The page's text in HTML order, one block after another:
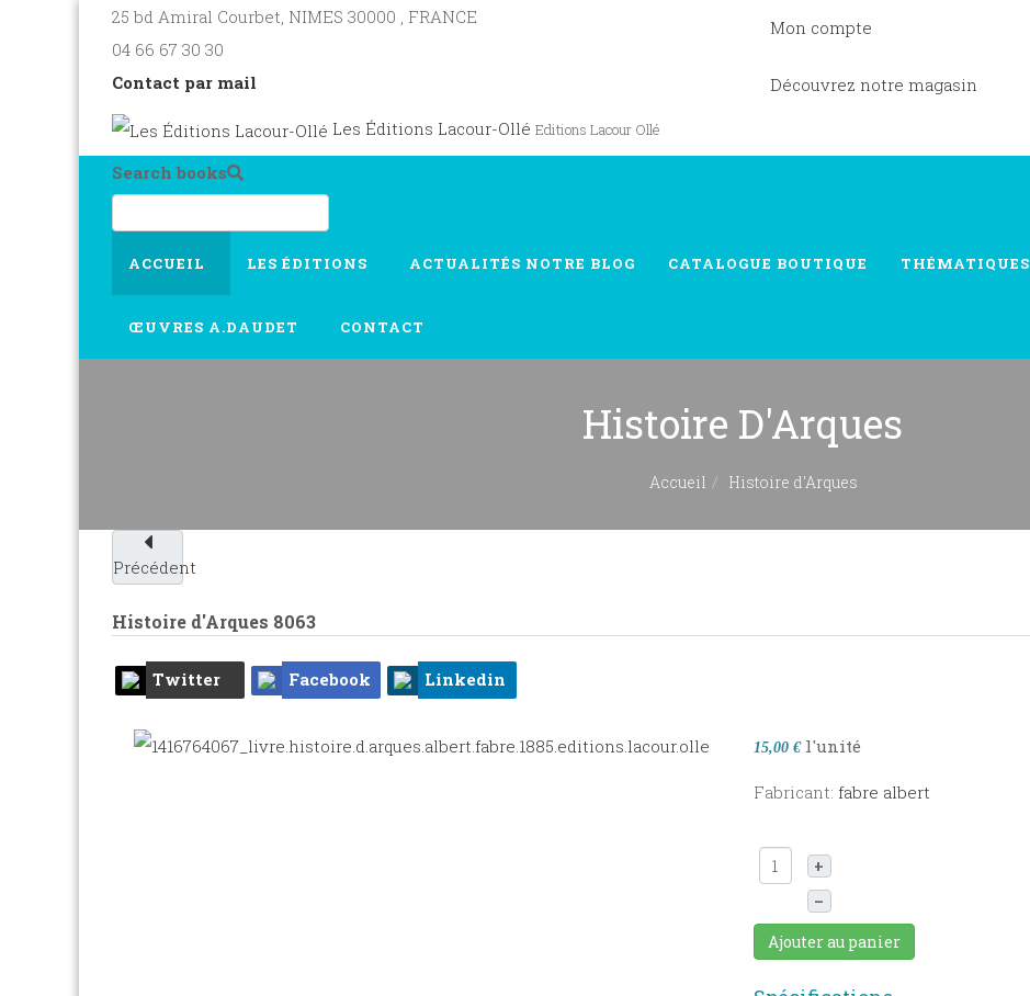
25 bd Amiral Courbet, NIMES 30000 , FRANCE
04 66 67 30 30
Contact par mail
Mon compte
Découvrez notre magasin
Les Éditions Lacour-Ollé Editions Lacour Ollé
Search books
ACCUEIL LES ÉDITIONS ACTUALITÉS NOTRE BLOG CATALOGUE BOUTIQUE THÉMATIQUES
ŒUVRES A.DAUDET CONTACT
Histoire D'Arques
Accueil Histoire d'Arques
Précédent
Histoire d'Arques 8063
Twitter Facebook Linkedin
15,00 € l'unité
Fabricant: fabre albert
+
–
Ajouter au panier